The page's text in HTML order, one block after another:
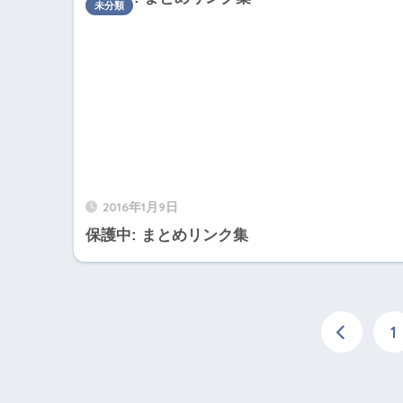
2016年1月9日
保護中: まとめリンク集
未分類
1